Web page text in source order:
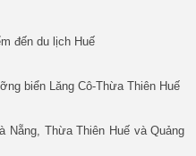
đến du lịch Huế
biển Lăng Cô-Thừa Thiên Huế
Nẵng, Thừa Thiên Huế và Quảng